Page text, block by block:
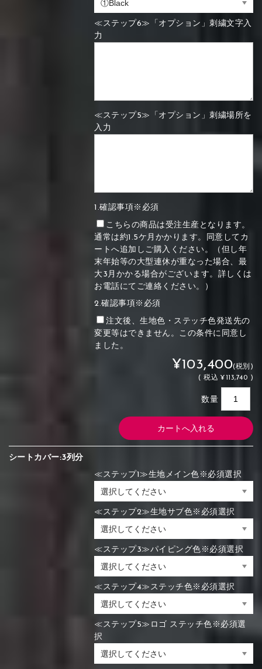
≪ステップ6≫「オプション」刺繍文字入
力
≪ステップ5≫「オプション」刺繍場所を
入力
1.確認事項※必須
こちらの商品は受注生産となります。
通常は約1.5ケ月かかります。同意してカ
ートへ追加しご購入ください。（但し年
末年始等の大型連休が重なった場合、最
大3月かかる場合がございます。詳しくは
お電話にてご連絡ください。）
2.確認事項※必須
注文後、生地色・ステッチ色発送先の
変更等はできません。この条件に同意し
ました。
¥103,400(税別)
(税込 ¥113,740 )
数量
シートカバー:3列分
≪ステップ1≫生地メイン色※必須選択
≪ステップ2≫生地サブ色※必須選択
≪ステップ3≫パイピング色※必須選択
≪ステップ4≫ステッチ色※必須選択
≪ステップ5≫ロゴ ステッチ色※必須選
択